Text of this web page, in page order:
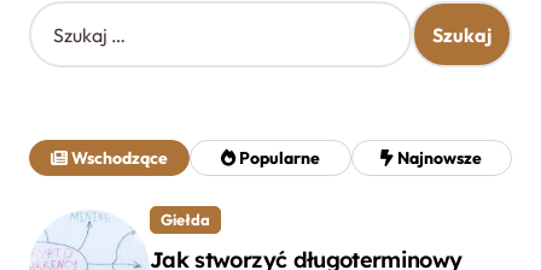
S
z
j
:
Wschodzące Popularne Najnowsze
Giełda
Jak stworzyć długoterminowy